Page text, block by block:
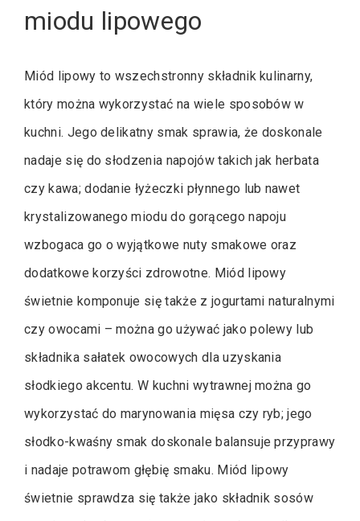
miodu lipowego
Miód lipowy to wszechstronny składnik kulinarny,
który można wykorzystać na wiele sposobów w
kuchni. Jego delikatny smak sprawia, że doskonale
nadaje się do słodzenia napojów takich jak herbata
czy kawa; dodanie łyżeczki płynnego lub nawet
krystalizowanego miodu do gorącego napoju
wzbogaca go o wyjątkowe nuty smakowe oraz
dodatkowe korzyści zdrowotne. Miód lipowy
świetnie komponuje się także z jogurtami naturalnymi
czy owocami – można go używać jako polewy lub
składnika sałatek owocowych dla uzyskania
słodkiego akcentu. W kuchni wytrawnej można go
wykorzystać do marynowania mięsa czy ryb; jego
słodko-kwaśny smak doskonale balansuje przyprawy
i nadaje potrawom głębię smaku. Miód lipowy
świetnie sprawdza się także jako składnik sosów